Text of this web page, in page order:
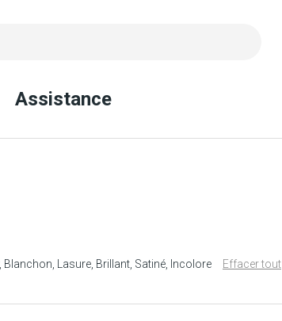
Assistance
Blanchon Lasure Brillant Satiné Incolore Effacer tout